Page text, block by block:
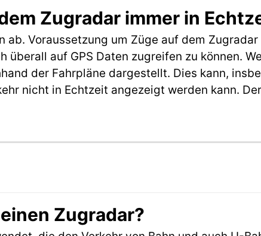
Zugradar immer in
Voraussetzung um Züge auf dem
auf GPS Daten zugreifen zu können.
der Fahrpläne dargestellt. Dies kann,
nicht in Echtzeit angezeigt werden kann.
Zugradar?